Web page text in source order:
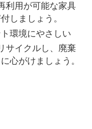
利用が可能な家具
しましょう。
環境にやさしい
サイクルし、廃棄
心がけましょう。